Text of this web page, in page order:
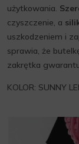
użytkowania.
czyszczenie, a
uszkodzeniem i
sprawia, że
zakrętka
KOLOR: SUNNY